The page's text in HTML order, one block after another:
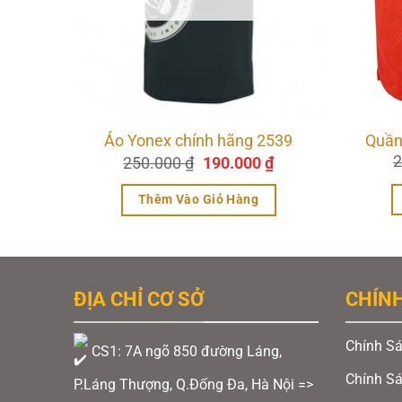
Áo Yonex chính hãng 2539
250.000₫ Giá
là:
250.000 ₫.
190.000₫Giá
hiện
là:
Thêm Vào Giỏ Hàng
ĐỊA CHỈ CƠ SỞ
CS1: 7A ngõ 850 đường Láng,
P.Láng Thượng, Q.Đống Đa, Hà Nội =>
Chính
Chính